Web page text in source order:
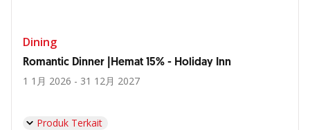
Dining
Romantic Dinner |Hemat 15% - Holiday Inn
1 1月 2026 - 31 12月 2027
Produk Terkait